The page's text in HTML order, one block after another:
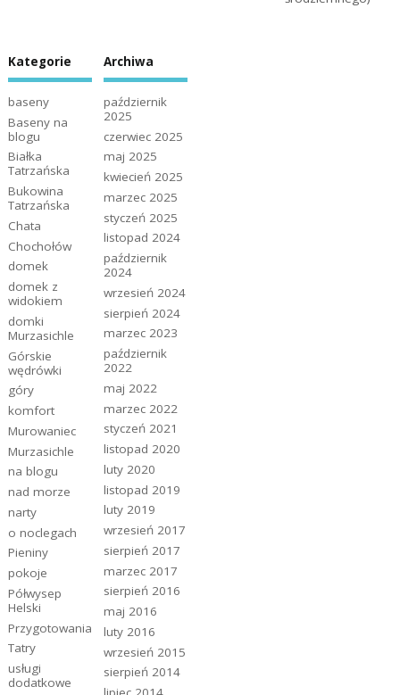
Kategorie
baseny
Baseny na
blogu
Białka
Tatrzańska
Bukowina
Tatrzańska
Chata
Chochołów
domek
domek z
widokiem
domki
Murzasichle
Górskie
wędrówki
góry
komfort
Murowaniec
Murzasichle
na blogu
nad morze
narty
o noclegach
Pieniny
pokoje
Półwysep
Helski
Przygotowania
Tatry
usługi
dodatkowe
Archiwa
październik
2025
czerwiec 2025
maj 2025
kwiecień 2025
marzec 2025
styczeń 2025
listopad 2024
październik
2024
wrzesień 2024
sierpień 2024
marzec 2023
październik
2022
maj 2022
marzec 2022
styczeń 2021
listopad 2020
luty 2020
listopad 2019
luty 2019
wrzesień 2017
sierpień 2017
marzec 2017
sierpień 2016
maj 2016
luty 2016
wrzesień 2015
sierpień 2014